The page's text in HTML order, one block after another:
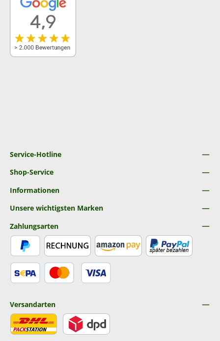
Service-Hotline
Shop-Service
Informationen
Unsere wichtigsten Marken
Zahlungsarten
Versandarten